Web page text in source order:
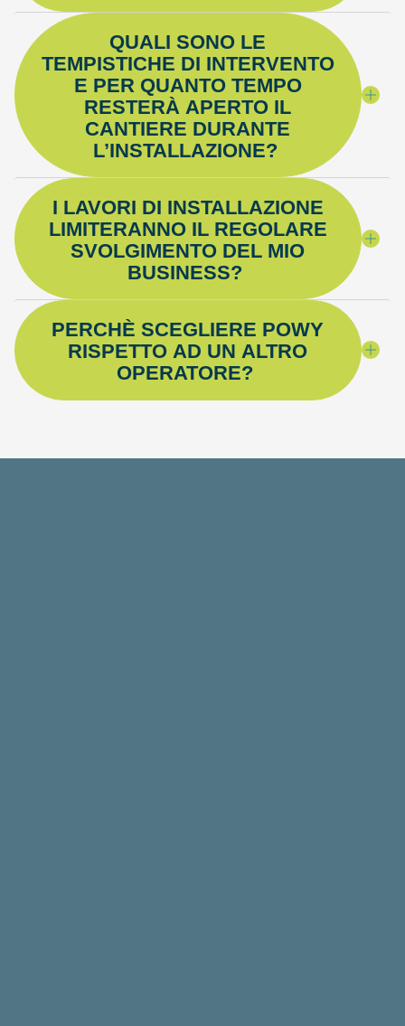
QUALI SONO LE
TEMPISTICHE DI INTERVENTO
E PER QUANTO TEMPO
RESTERÀ APERTO IL
CANTIERE DURANTE
L’INSTALLAZIONE?
I LAVORI DI INSTALLAZIONE
LIMITERANNO IL REGOLARE
SVOLGIMENTO DEL MIO
BUSINESS?
PERCHÈ SCEGLIERE POWY
RISPETTO AD UN ALTRO
OPERATORE?